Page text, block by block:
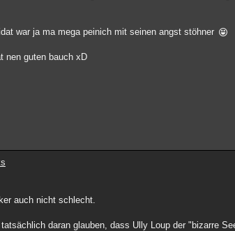
war ja ma mega peinich mit seinen angst stöhner
nen guten bauch xD
auch nicht schlecht.
daran glauben, dass Ully Loup der "bizarre